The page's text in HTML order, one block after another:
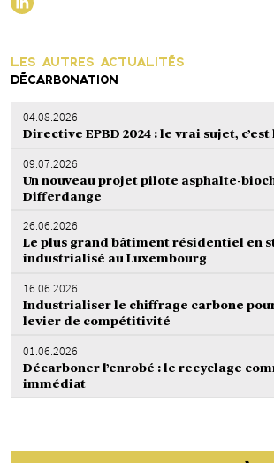
LES AUTRES ACTUALITÉS
DÉCARBONATION
04.08.2026
Directive EPBD 2024 : le vrai sujet,
09.07.2026
Un nouveau projet pilote asphalte-
Differdange
26.06.2026
Le plus grand bâtiment résidentiel en
industrialisé au Luxembourg
16.06.2026
Industrialiser le chiffrage carbone
levier de compétitivité
01.06.2026
Décarboner l’enrobé : le recyclage
immédiat